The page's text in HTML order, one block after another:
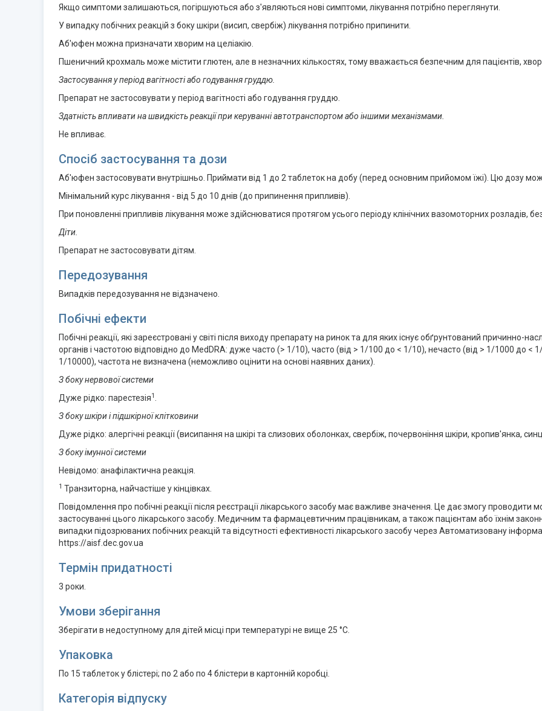
Якщо симптоми залишаються, погіршуються або з'являються нові симптоми, лікування потрібно переглянути.
У випадку побічних реакцій з боку шкіри (висип, свербіж) лікування потрібно припинити.
Аб'юфен можна призначати хворим на целіакію.
Пшеничний крохмаль може містити глютен, але в незначних кількостях, тому вважається безпечним для пацієнтів,
Застосування у період вагітності або годування груддю.
Препарат не застосовувати у період вагітності або годування груддю.
Здатність впливати на швидкість реакції при керуванні автотранспортом або іншими механізмами.
Не впливає.
Спосіб застосування та дози
Аб'юфен застосовувати внутрішньо. Приймати від 1 до 2 таблеток на добу (перед основним прийомом їжі). Цю дозу
Мінімальний курс лікування - від 5 до 10 днів (до припинення припливів).
При поновленні припливів лікування може здійснюватися протягом усього періоду клінічних вазомоторних розладів,
Діти.
Препарат не застосовувати дітям.
Передозування
Випадків передозування не відзначено.
Побічні ефекти
Побічні реакції, які зареєстровані у світі після виходу препарату на ринок та для яких існує обґрунтований причинно-
органів і частотою відповідно до MedDRA: дуже часто (> 1/10), часто (від > 1/100 до < 1/10), нечасто (від > 1/1000 до <
1/10000), частота не визначена (неможливо оцінити на основі наявних даних).
З боку нервової системи
Дуже рідко: парестезія1
З боку шкіри і підшкірної клітковини
Дуже рідко: алергічні реакції (висипання на шкірі та слизових оболонках, свербіж, почервоніння шкіри, кропив'янка,
З боку імунної системи
Невідомо: анафілактична реакція.
1 Транзиторна, найчастіше у кінцівках.
Повідомлення про побічні реакції після реєстрації лікарського засобу має важливе значення. Це дає змогу проводити
застосуванні цього лікарського засобу. Медичним та фармацевтичним працівникам, а також пацієнтам або їхнім
випадки підозрюваних побічних реакцій та відсутності ефективності лікарського засобу через Автоматизовану
https://aisf.dec.gov.ua
Термін придатності
3 роки.
Умови зберігання
Зберігати в недоступному для дітей місці при температурі не вище 25 °С.
Упаковка
По 15 таблеток у блістері; по 2 або по 4 блістери в картонній коробці.
Категорія відпуску